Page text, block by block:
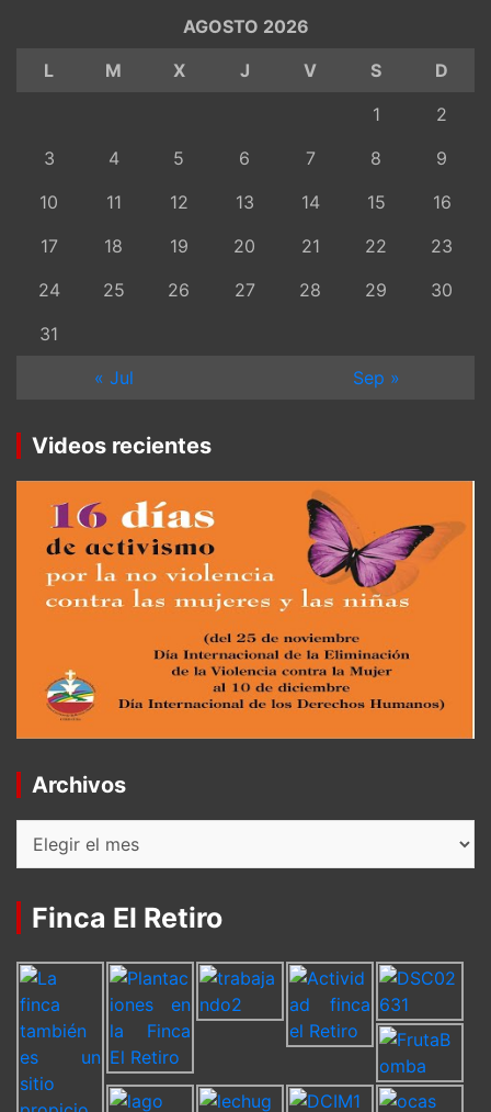
AGOSTO 2026
L
M X J V S
D
1
2
3
4 5 6 7 8
9
10
11 12 13 14 15
16
17
18 19 20 21 22
23
24
25 26 27 28 29
30
31
« Jul
Sep »
Videos recientes
Archivos
Archivos
Finca El Retiro